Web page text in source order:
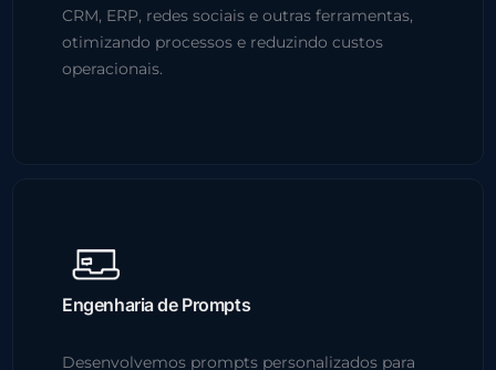
CRM, ERP, redes sociais e outras ferramentas,
otimizando processos e reduzindo custos
operacionais.
Engenharia de Prompts
Desenvolvemos prompts personalizados para